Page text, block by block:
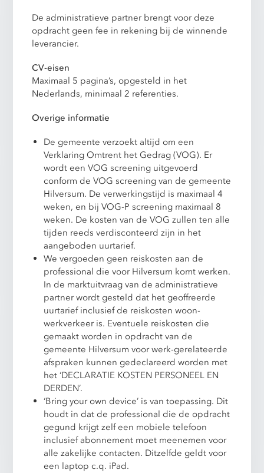
De administratieve partner brengt voor deze
opdracht geen fee in rekening bij de winnende
leverancier.
CV-eisen
Maximaal 5 pagina’s, opgesteld in het
Nederlands, minimaal 2 referenties.
Overige informatie
De gemeente verzoekt altijd om een
Verklaring Omtrent het Gedrag (VOG). Er
wordt een VOG screening uitgevoerd
conform de VOG screening van de gemeente
Hilversum. De verwerkingstijd is maximaal 4
weken, en bij VOG-P screening maximaal 8
weken. De kosten van de VOG zullen ten alle
tijden reeds verdisconteerd zijn in het
aangeboden uurtarief.
We vergoeden geen reiskosten aan de
professional die voor Hilversum komt werken.
In de marktuitvraag van de administratieve
partner wordt gesteld dat het geoffreerde
uurtarief inclusief de reiskosten woon-
werkverkeer is. Eventuele reiskosten die
gemaakt worden in opdracht van de
gemeente Hilversum voor werk-gerelateerde
afspraken kunnen gedeclareerd worden met
het ‘DECLARATIE KOSTEN PERSONEEL EN
DERDEN’.
‘Bring your own device’ is van toepassing. Dit
houdt in dat de professional die de opdracht
gegund krijgt zelf een mobiele telefoon
inclusief abonnement moet meenemen voor
alle zakelijke contacten. Ditzelfde geldt voor
een laptop c.q. iPad.